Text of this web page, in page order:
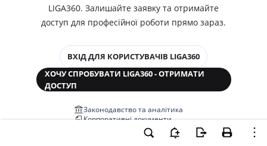
LIGA360. Залишайте заявку та отримайте
доступ для професійної роботи прямо зараз.
ВХІД ДЛЯ КОРИСТУВАЧІВ LIGA360
ХОЧУ СПРОБУВАТИ LIGA360 - ОТРИМАТИ
ДОСТУП
Законодавство та аналітика
Корпоративні документи
Перевірка компаній та персон
Медіааналіз та репутація